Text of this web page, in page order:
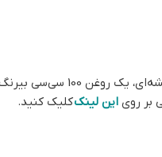
سری آسانریز است.
بر روی این لینککلیک کنید.